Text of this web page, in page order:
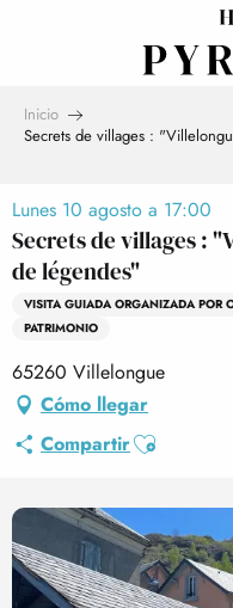
Inicio
Secrets de villages :
Lunes 10 agosto a 17:00
Secrets de villages :
de légendes"
VISITA GUIADA ORGANIZADA POR
PATRIMONIO
65260 Villelongue
Cómo llegar
CompartirAjouter aux